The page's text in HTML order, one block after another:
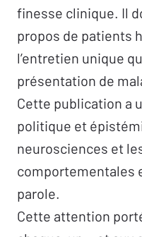
finesse clinique. Il
propos de patients
l’entretien unique
présentation de
Cette publication a
politique et
neurosciences et
comportementales
parole.
Cette attention